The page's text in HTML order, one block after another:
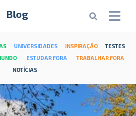
Blog
UNIVERSIDADES INSPIRAÇÃO
TESTES
ESTUDAR FORA
TRABALHAR FORA
NOTÍCIAS